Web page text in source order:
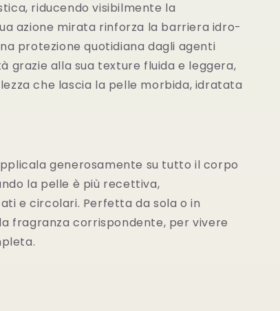
riducendo visibilmente la
azione mirata rinforza la barriera idro-
protezione quotidiana dagli agenti
grazie alla sua texture fluida e leggera,
che lascia la pelle morbida, idratata
generosamente su tutto il corpo
la pelle è più recettiva,
e circolari. Perfetta da sola o in
fragranza corrispondente, per vivere